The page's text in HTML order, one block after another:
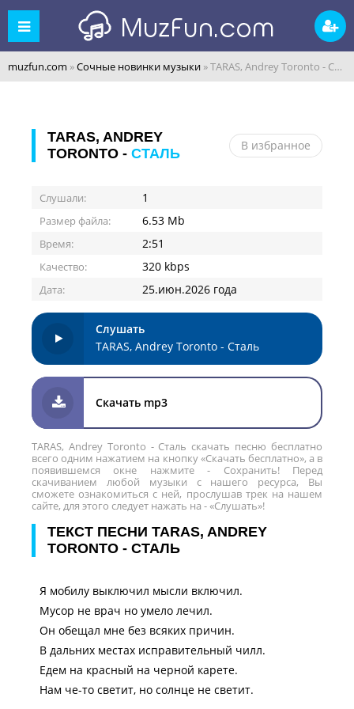
muzfun.com »Сочные новинки музыки » TARAS, Andrey Toronto - Сталь
TARAS, ANDREY
TORONTO - СТАЛЬ
В избранное
Слушали: 1
Размер файла: 6.53 Mb
Время: 2:51
Качество: 320 kbps
Дата: 25.июн.2026 года
Слушать
TARAS, Andrey Toronto - Сталь
Скачать mp3
TARAS, Andrey Toronto - Сталь скачать песню бесплатно
всего одним нажатием на кнопку «Скачать бесплатно», а в
появившемся окне нажмите - Сохранить! Перед
скачиванием любой музыки с нашего ресурса, Вы
сможете ознакомиться с ней, прослушав трек на нашем
сайте, для этого следует нажать на - «Слушать»!
ТЕКСТ ПЕСНИ TARAS, ANDREY
TORONTO - СТАЛЬ
Я мобилу выключил мысли включил.
Мусор не врач но умело лечил.
Он обещал мне без всяких причин.
В дальних местах исправительный чилл.
Едем на красный на черной карете.
Нам че-то светит, но солнце не светит.